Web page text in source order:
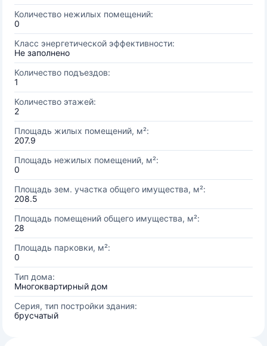
Количество нежилых помещений:
0
Класс энергетической эффективности:
Не заполнено
Количество подъездов:
1
Количество этажей:
2
Площадь жилых помещений, м²:
207.9
Площадь нежилых помещений, м²:
0
Площадь зем. участка общего имущества, м²:
208.5
Площадь помещений общего имущества, м²:
28
Площадь парковки, м²:
0
Тип дома:
Многоквартирный дом
Серия, тип постройки здания:
брусчатый